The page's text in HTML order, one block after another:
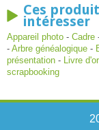
Ces
intéresser
Appareil photo - Cadre
- Arbre généalogique -
présentation - Livre d'or
scrapbooking